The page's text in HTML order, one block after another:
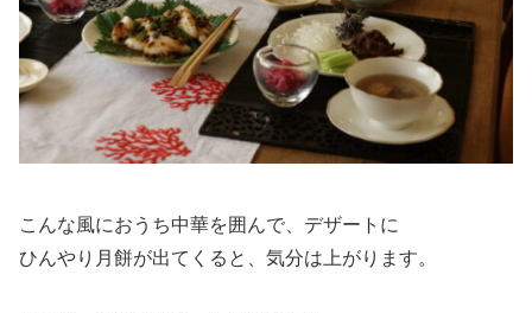
こんな風におうち中華を囲んで、デザートに
ひんやり月餅が出てくると、気分は上がります。